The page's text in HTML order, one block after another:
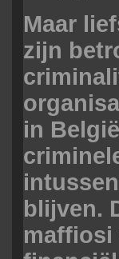
Maar
zijn
in
blijven.
maffiosi